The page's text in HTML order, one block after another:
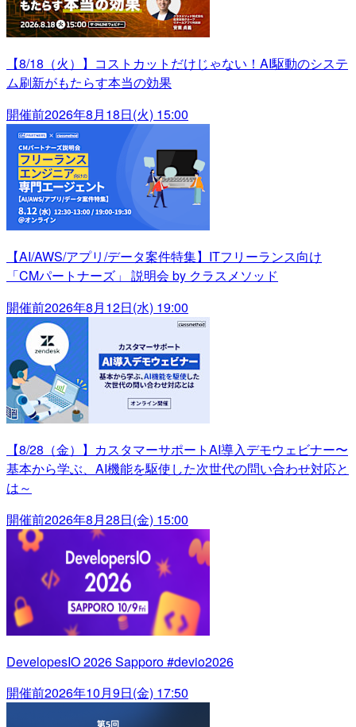
【8/18（火）】コストカットだけじゃない！AI駆動のシステ
ム刷新がもたらす本当の効果
開催前2026年8月18日(火) 15:00
【AI/AWS/アプリ/データ案件特集】ITフリーランス向け
「CMパートナーズ」 説明会 by クラスメソッド
開催前2026年8月12日(水) 19:00
【8/28（金）】カスタマーサポートAI導入デモウェビナー〜
基本から学ぶ、AI機能を駆使した次世代の問い合わせ対応と
は～
開催前2026年8月28日(金) 15:00
DevelopesIO 2026 Sapporo #devio2026
開催前2026年10月9日(金) 17:50